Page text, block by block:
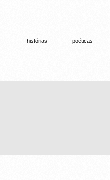
histórias poéticas